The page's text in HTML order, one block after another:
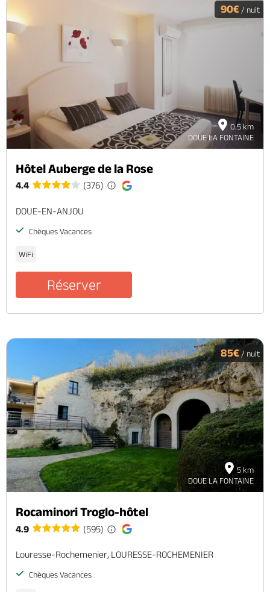
0.5 km
DOUE LA FONTAINE
90€ / nuit
Hôtel Auberge de la Rose
4.4 (376)
DOUE-EN-ANJOU
Chèques Vacances
WiFi
Réserver
5 km
DOUE LA FONTAINE
85€ / nuit
Rocaminori Troglo-hôtel
4.9 (595)
Louresse-Rochemenier, LOURESSE-ROCHEMENIER
Chèques Vacances